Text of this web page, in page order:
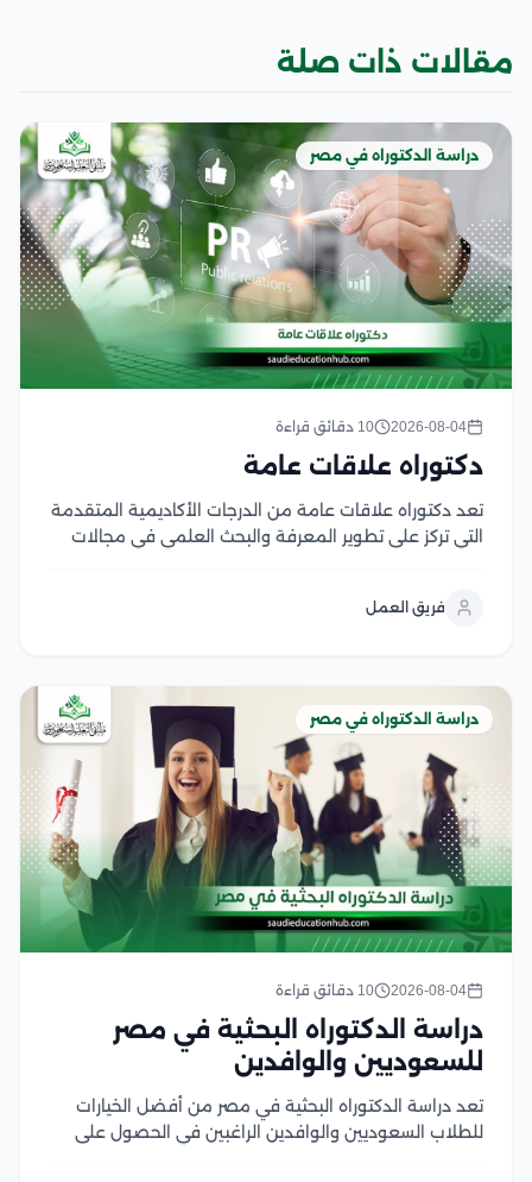
مقالات ذات صلة
دراسة الدكتوراه في مصر
2026-08-04 10 دقائق قراءة
دكتوراه علاقات عامة
تعد دكتوراه علاقات عامة من الدرجات الأكاديمية المتقدمة
التي تركز على تطوير المعرفة والبحث العلمي في مجالات
على دراسة استراتيجيات التواصل الحديثة وتحليل دور
فريق العمل
دراسة الدكتوراه في مصر
2026-08-04 10 دقائق قراءة
دراسة الدكتوراه البحثية في مصر
للسعوديين والوافدين
تعد دراسة الدكتوراه البحثية في مصر من أفضل الخيارات
للطلاب السعوديين والوافدين الراغبين في الحصول على